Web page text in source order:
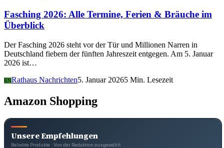
Fasching 2026: Alle Termine, Ferien & Bräuche im
Überblick
Der Fasching 2026 steht vor der Tür und Millionen Narren in
Deutschland fiebern der fünften Jahreszeit entgegen. Am 5. Januar
2026 ist…
RNRathaus Nachrichten5. Januar 20265 Min. Lesezeit
Amazon Shopping
Unsere Empfehlungen
Beliebte Produkte · Von der Redaktion ausgewählt